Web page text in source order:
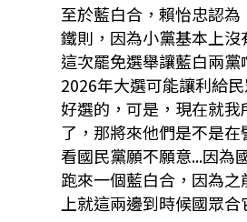
至於藍白合，賴怡忠認
鐵則，因為小黨基本上
這次罷免選舉讓藍白兩
2026年大選可能讓利給
好選的，可是，現在就
了，那將來他們是不是
看國民黨願不願意...因為
跑來一個藍白合，因為
上就這兩邊到時候國眾